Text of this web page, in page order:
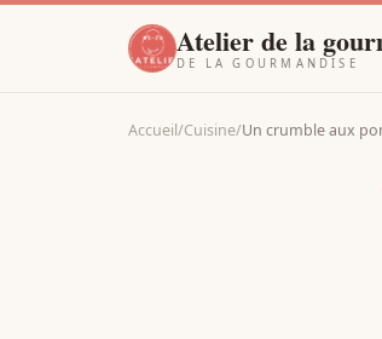
Atelier de la
DE LA GOURMANDISE
Accueil/Cuisine/Un crumble aux